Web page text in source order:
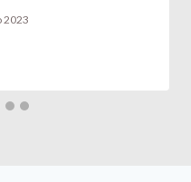
2023